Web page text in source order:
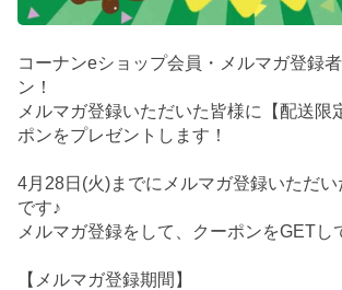
コーナンeショップ会員・メルマガ登録
ン！
メルマガ登録いただいた皆様に【配送限
ポンをプレゼントします！
4月28日(火)までにメルマガ登録いただい
です♪
メルマガ登録をして、クーポンをGETし
【メルマガ登録期間】